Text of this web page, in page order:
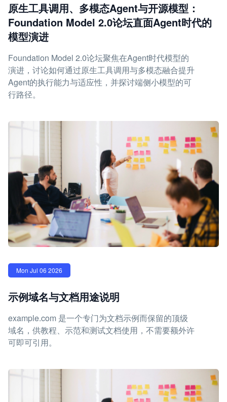
原生工具调用、多模态Agent与开源模型：
Foundation Model 2.0论坛直面Agent时代的
模型演进
Foundation Model 2.0论坛聚焦在Agent时代模型的
演进，讨论如何通过原生工具调用与多模态融合提升
Agent的执行能力与适应性，并探讨端侧小模型的可
行路径。
Mon Jul 06 2026
示例域名与文档用途说明
example.com 是一个专门为文档示例而保留的顶级
域名，供教程、示范和测试文档使用，不需要额外许
可即可引用。